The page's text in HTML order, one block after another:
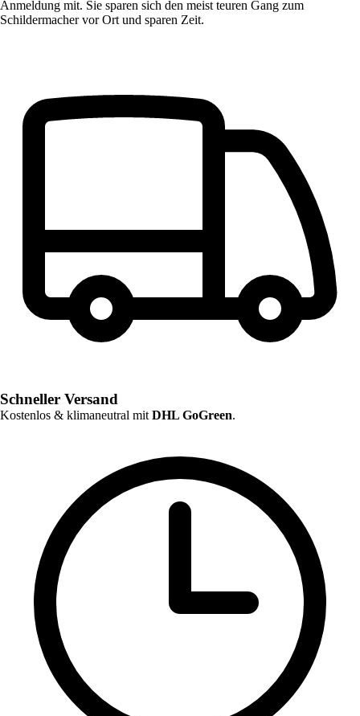
Anmeldung mit. Sie sparen sich den meist teuren Gang zum
Schildermacher vor Ort und sparen Zeit.
Schneller Versand
Kostenlos & klimaneutral mit DHL GoGreen.